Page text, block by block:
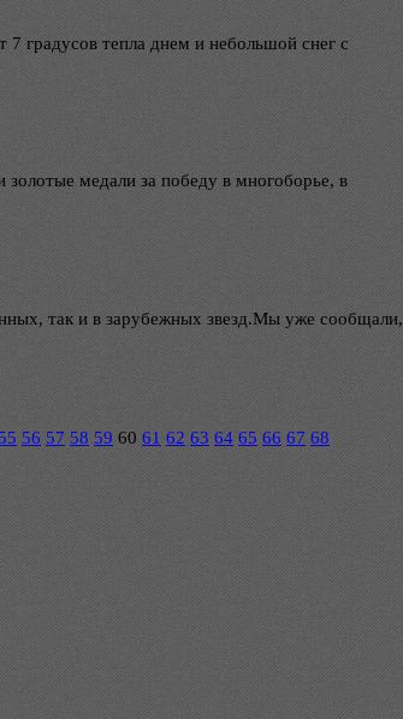
градусов тепла днем и небольшой снег с
медали за победу в многоборье, в
так и в зарубежных звезд.Мы уже сообщали,
56 57 58 59 60 61 62 63 64 65 66 67 68